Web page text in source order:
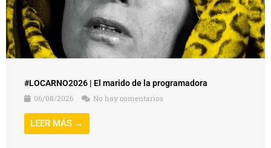
#LOCARNO2026 | El marido de la programadora
06/08/2026
No hay comentarios
LEER MÁS →